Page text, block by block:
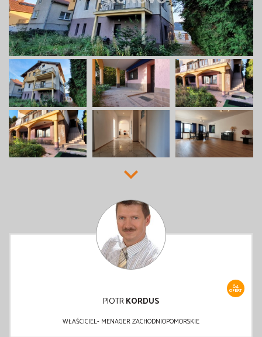
84
OFERT
PIOTRKORDUS
WŁAŚCICIEL- MENAGER ZACHODNIOPOMORSKIE